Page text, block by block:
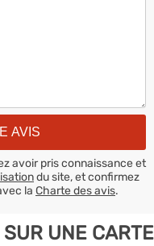
avoir pris connaissance et
du site, et confirmez
la Charte des avis.
UNE CARTE